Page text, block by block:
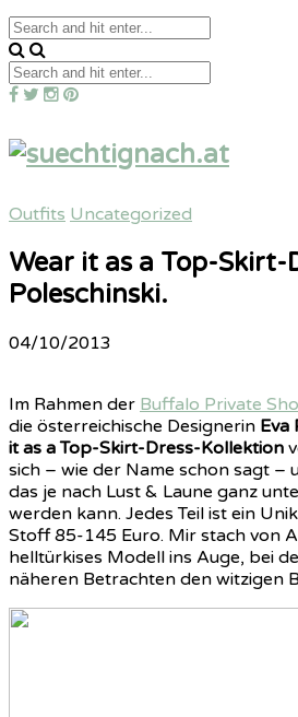
Outfits Uncategorized
Wear it as a Top-Skirt-
Poleschinski.
04/10/2013
Im Rahmen der Buffalo Private
die österreichische Designerin Eva
it as a Top-Skirt-Dress-Kollektion
sich – wie der Name schon sagt –
das je nach Lust & Laune ganz
werden kann. Jedes Teil ist ein
Stoff 85-145 Euro. Mir stach von
helltürkises Modell ins Auge, bei
näheren Betrachten den witzigen